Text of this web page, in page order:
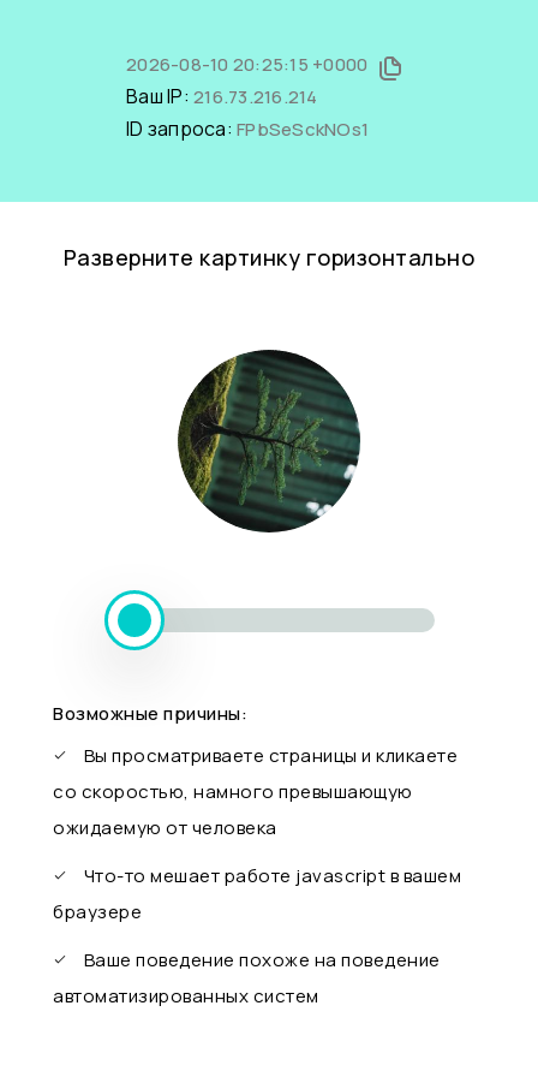
2026-08-10 20:25:15 +0000
Ваш IP: 216.73.216.214
ID запроса: FPbSeSckNOs1
Разверните картинку горизонтально
Возможные причины:
Вы просматриваете страницы и кликаете
со скоростью, намного превышающую
ожидаемую от человека
Что-то мешает работе javascript в вашем
браузере
Ваше поведение похоже на поведение
автоматизированных систем